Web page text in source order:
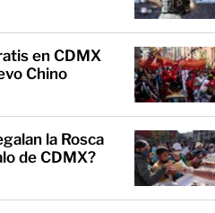
en CDMX
Chino
la Rosca
de CDMX?